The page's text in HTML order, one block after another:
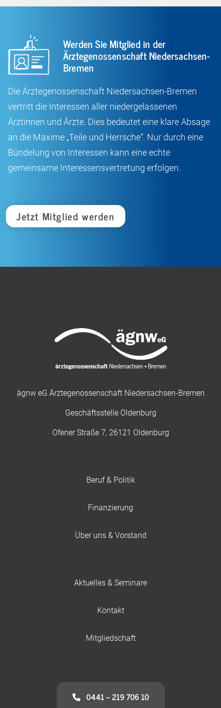
Werden Sie Mitglied in der
Ärztegenossenschaft Niedersachsen-
Bremen
Die Ärztegenossenschaft Niedersachsen-Bremen
vertritt die Interessen aller niedergelassenen
Ärztinnen und Ärzte. Dies bedeutet eine klare Absage
an die Maxime „Teile und Herrsche“. Nur durch eine
Bündelung von Interessen kann eine echte
gemeinsame Interessensvertretung erfolgen.
Jetzt Mitglied werden
ägnw eG Ärztegenossenschaft Niedersachsen-Bremen
Geschäftsstelle Oldenburg
Ofener Straße 7, 26121 Oldenburg
Beruf & Politik
Finanzierung
Über uns & Vorstand
Aktuelles & Seminare
Kontakt
Mitgliedschaft
0441 – 219 706 10